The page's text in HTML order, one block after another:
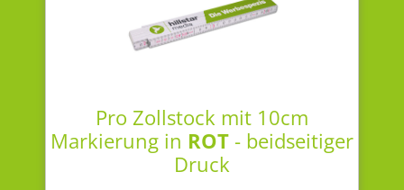
Pro Zollstock mit 10cm
Markierung in ROT- beidseitiger
Druck